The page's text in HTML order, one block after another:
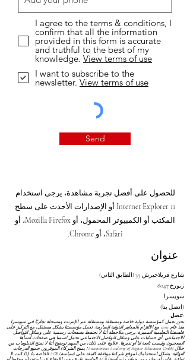
I agree to the terms & conditions, I
confirm that all the information
provided in this form is accurate
and truthful to the best of my
knowledge. View terms of use
I want to subscribe to the
newsletter. View terms of use
Send
للحصول على أفضل تجربة مشاهدة، يرجى استخدام
Internet Explorer 11 أو الإصدارات الأحدث على سطح
المكتب أو الكمبيوتر المحمول، أو Mozilla Firefox، أو
Safari، أو Chrome.
عنوان
شارع فريلاجيرش 39 (الطابق الثاني)
8047 زيورخ
سويسرا
(اتصل بنا)
تنصل:
نحن نعمل كمؤسسة دولية خاصة ومستقلة ومستقلة عبر الإنترنت ومسجلة تجاريًا في سويسرا
منذ عام 2013، مع الالتزام بالمعايير الدولية الصارمة. تعمل مؤسستنا بشكل مستقل، مع التركيز على
فلسفتنا التعليمية المميزة. يرجى ملاحظة أننا لا نحتفظ بصفحات رسمية على وسائل التواصل
الاجتماعي. أي حسابات على وسائل التواصل الاجتماعي تحمل اسمنا هي صفحات أنشأها
المعجبون وليست تابعة لنا أو نديرها. علاوة على ذلك، من المهم توضيح أننا لا نمنح الدبلومات من
خلال Autonomous Academy of Higher Education GmbH؛ يمنح الشركاء الموقرون جميع الدرجات
النهائية. يشكل استخدامك لموقع شركتنا موافقة كاملة على (سياسة) AGB
الخاصة بنا. إذا كنت لا